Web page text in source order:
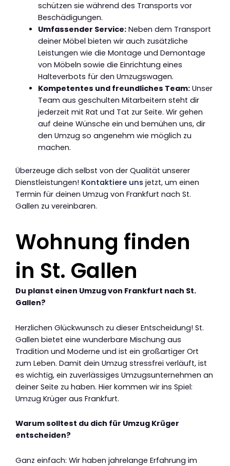
schützen sie während des Transports vor
Beschädigungen.
Umfassender Service:Neben dem Transport
deiner Möbel bieten wir auch zusätzliche
Leistungen wie die Montage und Demontage
von Möbeln sowie die Einrichtung eines
Halteverbots für den Umzugswagen.
Kompetentes und freundliches Team:Unser
Team aus geschulten Mitarbeitern steht dir
jederzeit mit Rat und Tat zur Seite. Wir gehen
auf deine Wünsche ein und bemühen uns, dir
den Umzug so angenehm wie möglich zu
machen.
Überzeuge dich selbst von der Qualität unserer
Dienstleistungen! Kontaktiere uns jetzt, um einen
Termin für deinen Umzug von Frankfurt nach St.
Gallen zu vereinbaren.
Wohnung finden
in St. Gallen
Du planst einen Umzug von Frankfurt nach St.
Gallen?
Herzlichen Glückwunsch zu dieser Entscheidung! St.
Gallen bietet eine wunderbare Mischung aus
Tradition und Moderne und ist ein großartiger Ort
zum Leben. Damit dein Umzug stressfrei verläuft, ist
es wichtig, ein zuverlässiges Umzugsunternehmen an
deiner Seite zu haben. Hier kommen wir ins Spiel:
Umzug Krüger aus Frankfurt.
Warum solltest du dich für Umzug Krüger
entscheiden?
Ganz einfach: Wir haben jahrelange Erfahrung im